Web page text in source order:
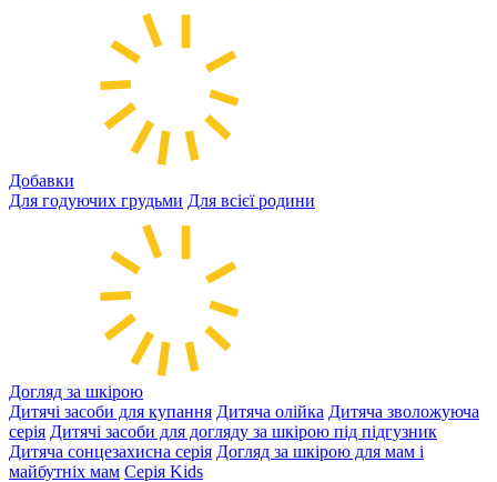
Добавки
Для годуючих грудьми Для всієї родини
Догляд за шкірою
Дитячі засоби для купання Дитяча олійка Дитяча зволожуюча
серія Дитячі засоби для догляду за шкірою під підгузник
Дитяча сонцезахисна серія Догляд за шкірою для мам і
майбутніх мам Серія Kids